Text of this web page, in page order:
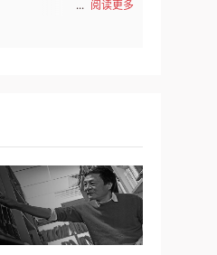
阅读更多
桥与天地人神